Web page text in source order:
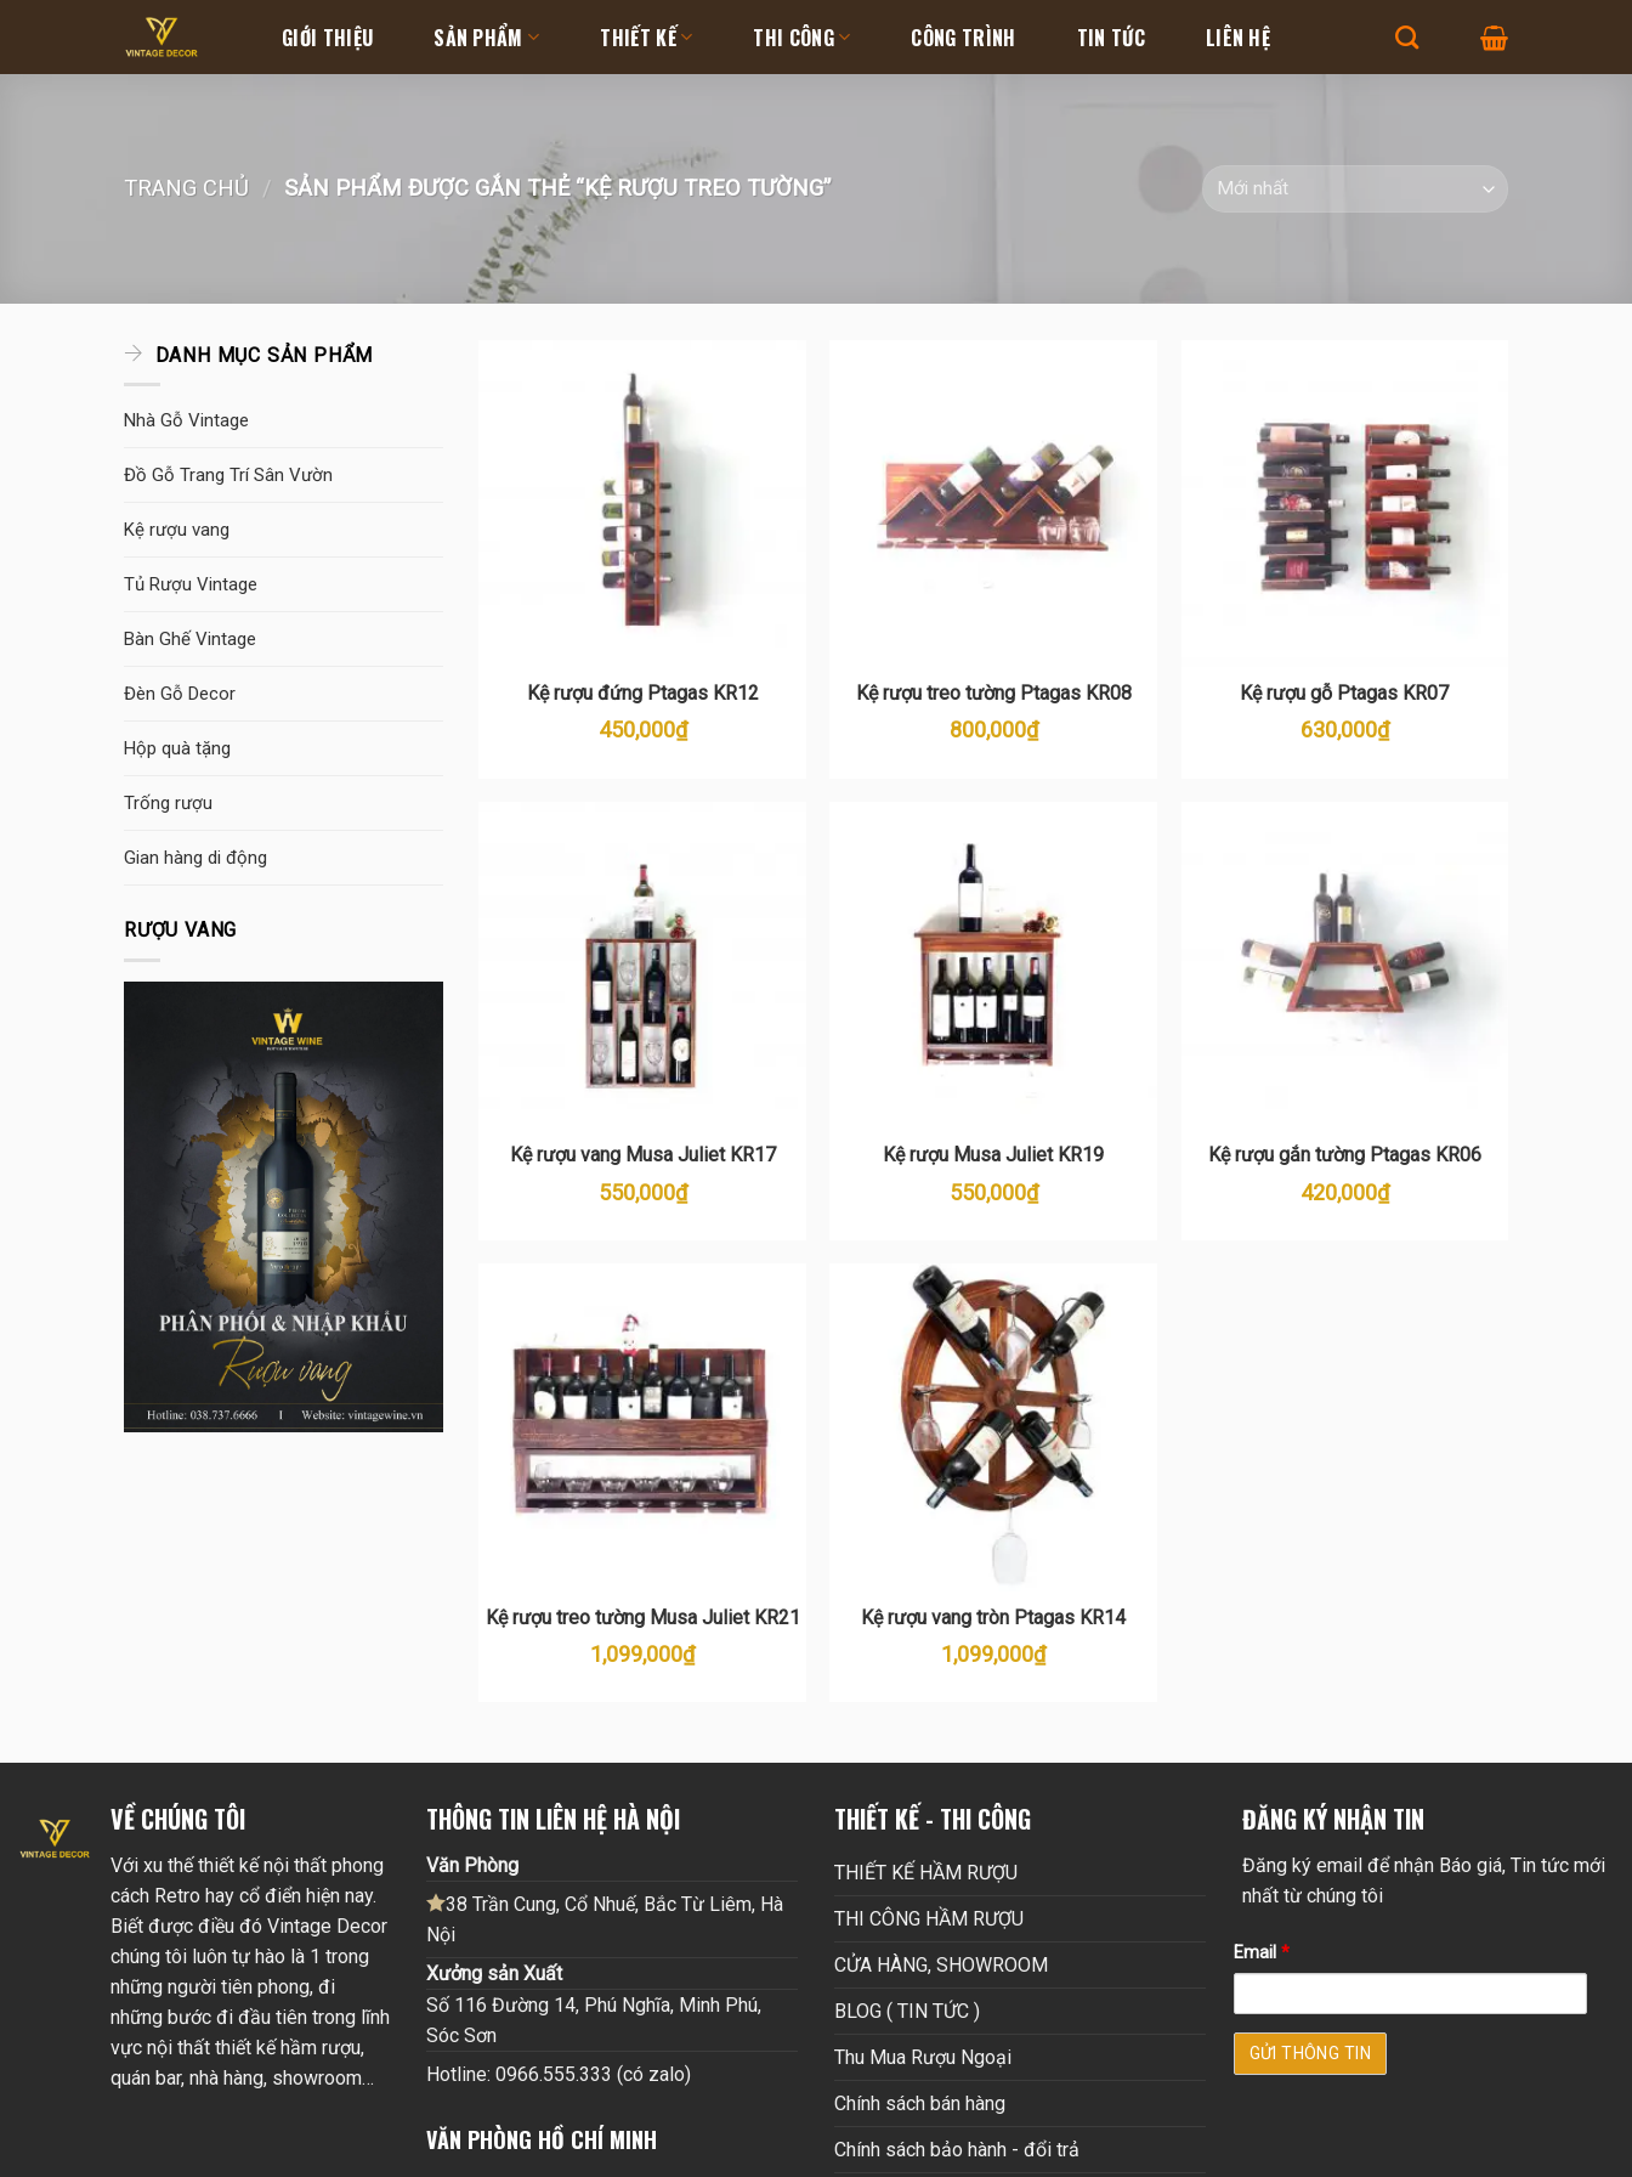
content
GIỚI THIỆU SẢN PHẨM THIẾT KẾ THI CÔNG CÔNG TRÌNH TIN TỨC LIÊN HỆ
TRANG CHỦ / SẢN PHẨM ĐƯỢC GẮN THẺ “KỆ RƯỢU TREO TƯỜNG”
DANH MỤC SẢN PHẨM
Nhà Gỗ Vintage
Đồ Gỗ Trang Trí Sân Vườn
Kệ rượu vang
Tủ Rượu Vintage
Bàn Ghế Vintage
Đèn Gỗ Decor
Hộp quà tặng
Trống rượu
Gian hàng di động
RƯỢU VANG
Kệ rượu đứng Ptagas KR12
450,000₫
Kệ rượu treo tường Ptagas KR08
800,000₫
Kệ rượu gỗ Ptagas KR07
630,000₫
Kệ rượu vang Musa Juliet KR17
550,000₫
Kệ rượu Musa Juliet KR19
550,000₫
Kệ rượu gắn tường Ptagas KR06
420,000₫
Kệ rượu treo tường Musa Juliet KR21
1,099,000₫
Kệ rượu vang tròn Ptagas KR14
1,099,000₫
VỀ CHÚNG TÔI
Với xu thế thiết kế nội thất phong
cách Retro hay cổ điển hiện nay.
Biết được điều đó Vintage Decor
chúng tôi luôn tự hào là 1 trong
những người tiên phong, đi
những bước đi đầu tiên trong lĩnh
vực nội thất thiết kế hầm rượu,
quán bar, nhà hàng, showroom…
THÔNG TIN LIÊN HỆ HÀ NỘI
Văn Phòng
38 Trần Cung, Cổ Nhuế, Bắc Từ Liêm, Hà
Nội
Xưởng sản Xuất
Số 116 Đường 14, Phú Nghĩa, Minh Phú,
Sóc Sơn
Hotline: 0966.555.333 (có zalo)
VĂN PHÒNG HỒ CHÍ MINH
THIẾT KẾ - THI CÔNG
THIẾT KẾ HẦM RƯỢU
THI CÔNG HẦM RƯỢU
CỬA HÀNG, SHOWROOM
BLOG ( TIN TỨC )
Thu Mua Rượu Ngoại
Chính sách bán hàng
Chính sách bảo hành - đổi trả
ĐĂNG KÝ NHẬN TIN
Đăng ký email để nhận Báo giá, Tin tức mới
nhất từ chúng tôi
Email *